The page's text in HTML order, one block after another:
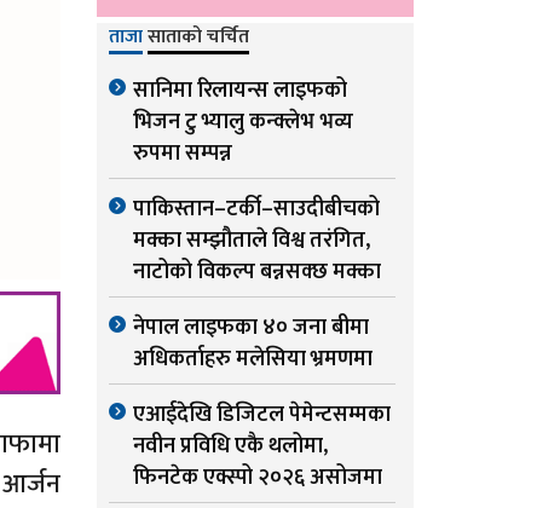
ताजासाताको चर्चित
सानिमा रिलायन्स लाइफको
भिजन टु भ्यालु कन्क्लेभ भव्य
रुपमा सम्पन्न
पाकिस्तान–टर्की–साउदीबीचको
मक्का सम्झौताले विश्व तरंगित,
नाटोको विकल्प बन्नसक्छ मक्का
नेपाल लाइफका ४० जना बीमा
अधिकर्ताहरु मलेसिया भ्रमणमा
एआईदेखि डिजिटल पेमेन्टसम्मका
नवीन प्रविधि एकै थलोमा,
फिनटेक एक्स्पो २०२६ असोजमा